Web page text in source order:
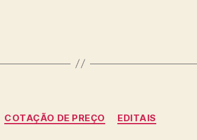
Categorias
COTAÇÃO DE PREÇO EDITAIS